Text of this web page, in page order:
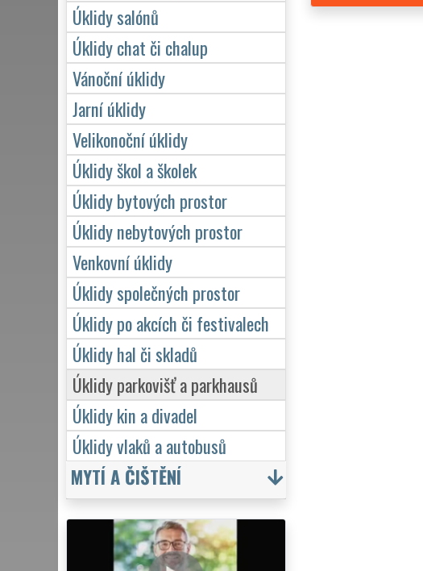
Úklidy salónů
Úklidy chat či chalup
Vánoční úklidy
Jarní úklidy
Velikonoční úklidy
Úklidy škol a školek
Úklidy bytových prostor
Úklidy nebytových prostor
Venkovní úklidy
Úklidy společných prostor
Úklidy po akcích či festivalech
Úklidy hal či skladů
Úklidy parkovišť a parkhausů
Úklidy kin a divadel
Úklidy vlaků a autobusů
MYTÍ A ČIŠTĚNÍ